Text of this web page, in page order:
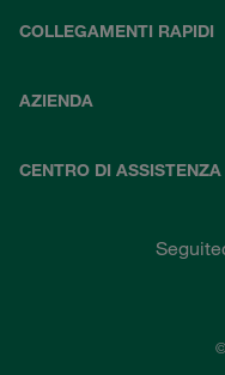
COLLEGAMENTI RAPIDI
AZIENDA
CENTRO DI ASSISTENZA